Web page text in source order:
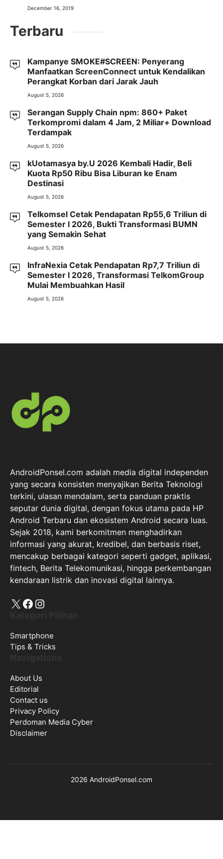
December 16, 2019
Terbaru
Kampanye SMOKE#SCREEN: Penyerang
Manfaatkan ScreenConnect untuk Kendalikan
Perangkat Korban dari Jarak Jauh
August 5, 2026
Serangan Supply Chain npm: 860+ Paket
Terkompromi dalam 4 Jam, 2 Miliar+ Download
Terdampak
August 5, 2026
kUotamasya by.U 2026 Kembali Hadir, Beli
Kuota Rp50 Ribu Bisa Liburan ke Enam
Destinasi
August 5, 2026
Telkomsel Cetak Pendapatan Rp55,6 Triliun di
Semester I 2026, Bukti Transformasi BUMN
yang Semakin Sehat
August 5, 2026
InfraNexia Cetak Pendapatan Rp7,7 Triliun di
Semester I 2026, Transformasi TelkomGroup
Mulai Membuahkan Hasil
August 5, 2026
AndroidPonsel.com adalah media digital independen
yang secara konsisten menyajikan Berita Teknologi
terkini, ulasan mendalam, serta panduan praktis
seputar dunia digital, dengan fokus utama pada HP
Android Terbaru dan ekosistem Android secara luas.
Sejak 2018, kami berkomitmen menghadirkan
informasi yang akurat, kredibel, dan berbasis riset,
mencakup berbagai kategori seperti gadget, aplikasi,
fintech, Berita Telekomunikasi, hingga perkembangan
kendaraan listrik dan inovasi digital lainnya.
X Facebook
Instagram
Smartphone
Tips & Tricks
About Us
Editorial
Contact us
Privacy Policy
Perdoman Media Cyber
Disclaimer
2026 AndroidPonsel.com